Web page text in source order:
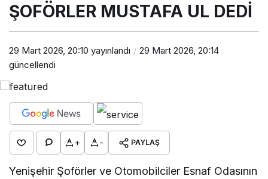
ŞOFÖRLER MUSTAFA UL DEDİ
29 Mart 2026, 20:10 yayınlandı
29 Mart 2026, 20:14
güncellendi
+ - PAYLAŞ
Yenişehir Şoförler ve Otomobilciler Esnaf Odasının